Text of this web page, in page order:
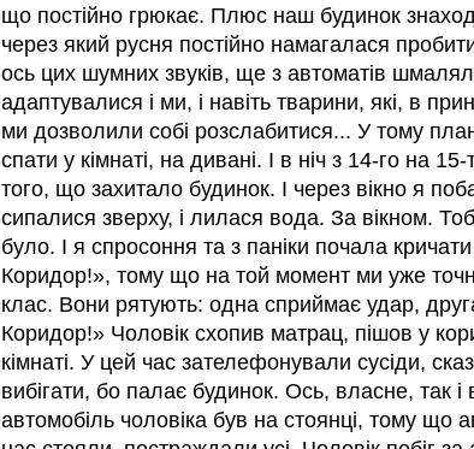
що постійно грюкає. Плюс наш будинок
через який русня постійно намагалася
ось цих шумних звуків, ще з автоматів
адаптувалися і ми, і навіть тварини, які, в
ми дозволили собі розслабитися... У тому
спати у кімнаті, на дивані. І в ніч з 14-го на
того, що захитало будинок. І через вікно я
сипалися зверху, і лилася вода. За вікном.
було. І я спросоння та з паніки почала
Коридор!», тому що на той момент ми уже
клас. Вони рятують: одна сприймає удар,
Коридор!» Чоловік схопив матрац, пішов у
кімнаті. У цей час зателефонували сусіди,
вибігати, бо палає будинок. Ось, власне, так
автомобіль чоловіка був на стоянці, тому що